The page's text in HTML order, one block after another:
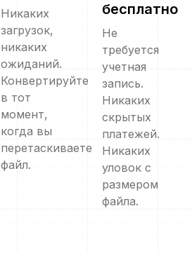
Никаких
загрузок,
никаких
ожиданий.
Конвертируйте
в тот
момент,
когда вы
перетаскиваете
файл.
бесплатно
Не
требуется
учетная
запись.
Никаких
скрытых
платежей.
Никаких
уловок с
размером
файла.